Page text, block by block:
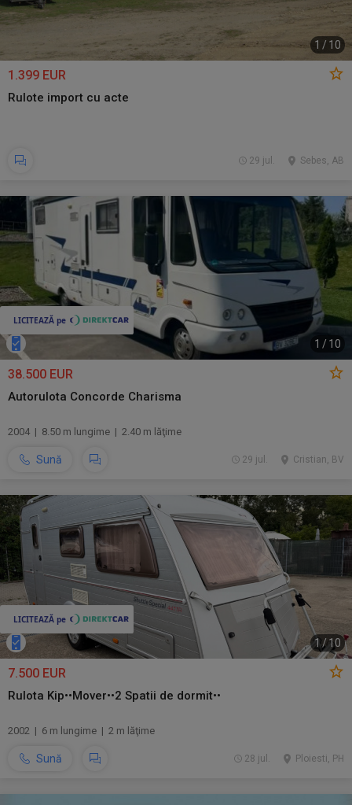
1 /10
1.399 EUR
Rulote import cu acte
Sebes, AB
29 jul.
1 / 10
38.500 EUR
Autorulota Concorde Charisma
2004 | 8.50 m lungime | 2.40 m lăţime
Sună Cristian, BV
29 jul.
1/10
7.500 EUR
Rulota Kip••Mover••2 Spatii de dormit••
2002 | 6 m lungime | 2 m lăţime
Sună Ploiesti, PH
28 jul.